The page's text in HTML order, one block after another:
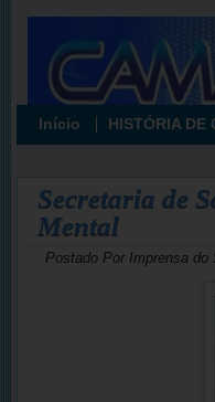
Início HISTÓRIA DE
Secretaria de
Mental
Postado Por Imprensa do